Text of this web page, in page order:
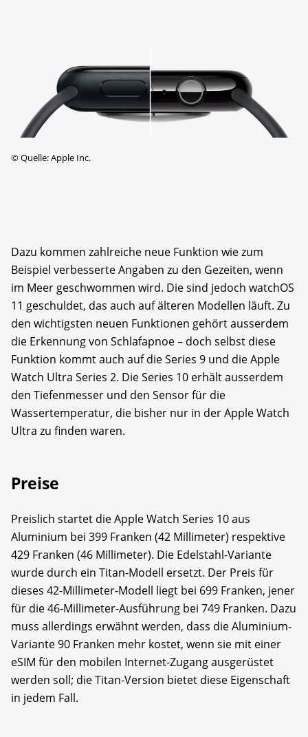
©Quelle: Apple Inc.
Dazu kommen zahlreiche neue Funktion wie zum
Beispiel verbesserte Angaben zu den Gezeiten, wenn
im Meer geschwommen wird. Die sind jedoch watchOS
11 geschuldet, das auch auf älteren Modellen läuft. Zu
den wichtigsten neuen Funktionen gehört ausserdem
die Erkennung von Schlafapnoe – doch selbst diese
Funktion kommt auch auf die Series 9 und die Apple
Watch Ultra Series 2. Die Series 10 erhält ausserdem
den Tiefenmesser und den Sensor für die
Wassertemperatur, die bisher nur in der Apple Watch
Ultra zu finden waren.
Preise
Preislich startet die Apple Watch Series 10 aus
Aluminium bei 399 Franken (42 Millimeter) respektive
429 Franken (46 Millimeter). Die Edelstahl-Variante
wurde durch ein Titan-Modell ersetzt. Der Preis für
dieses 42-Millimeter-Modell liegt bei 699 Franken, jener
für die 46-Millimeter-Ausführung bei 749 Franken. Dazu
muss allerdings erwähnt werden, dass die Aluminium-
Variante 90 Franken mehr kostet, wenn sie mit einer
eSIM für den mobilen Internet-Zugang ausgerüstet
werden soll; die Titan-Version bietet diese Eigenschaft
in jedem Fall.